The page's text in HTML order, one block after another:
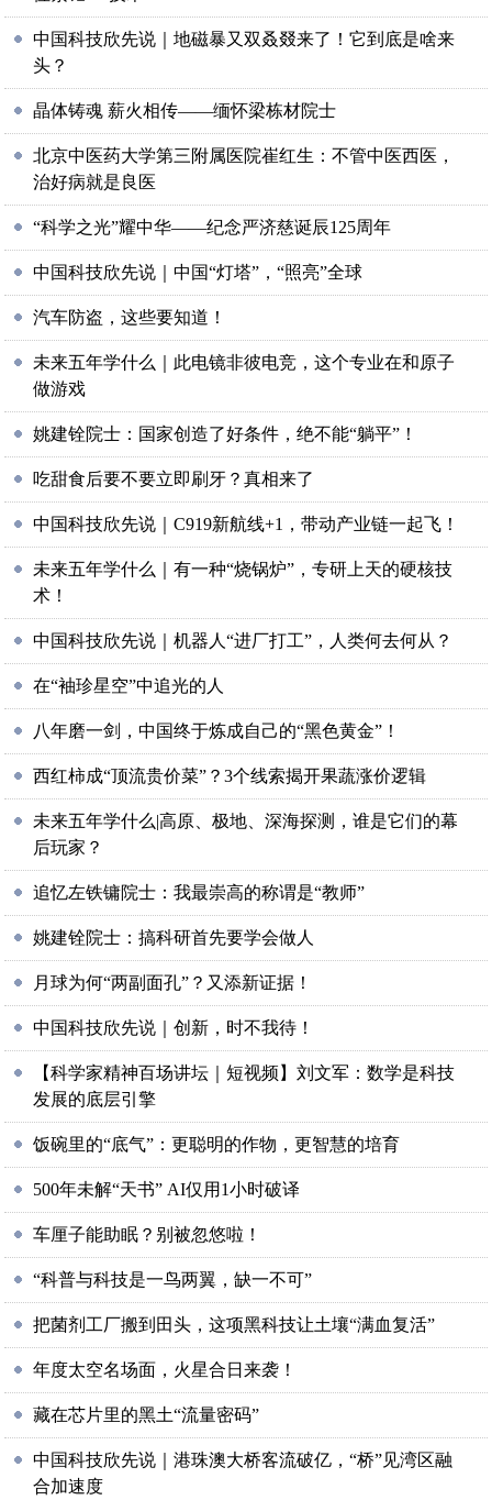
中国科技欣先说｜地磁暴又双叒叕来了！它到底是啥来
头？
晶体铸魂 薪火相传——缅怀梁栋材院士
北京中医药大学第三附属医院崔红生：不管中医西医，
治好病就是良医
“科学之光”耀中华——纪念严济慈诞辰125周年
中国科技欣先说｜中国“灯塔”，“照亮”全球
汽车防盗，这些要知道！
未来五年学什么｜此电镜非彼电竞，这个专业在和原子
做游戏
姚建铨院士：国家创造了好条件，绝不能“躺平”！
吃甜食后要不要立即刷牙？真相来了
中国科技欣先说｜C919新航线+1，带动产业链一起飞！
未来五年学什么｜有一种“烧锅炉”，专研上天的硬核技
术！
中国科技欣先说｜机器人“进厂打工”，人类何去何从？
在“袖珍星空”中追光的人
八年磨一剑，中国终于炼成自己的“黑色黄金”！
西红柿成“顶流贵价菜”？3个线索揭开果蔬涨价逻辑
未来五年学什么|高原、极地、深海探测，谁是它们的幕
后玩家？
追忆左铁镛院士：我最崇高的称谓是“教师”
姚建铨院士：搞科研首先要学会做人
月球为何“两副面孔”？又添新证据！
中国科技欣先说｜创新，时不我待！
【科学家精神百场讲坛｜短视频】刘文军：数学是科技
发展的底层引擎
饭碗里的“底气”：更聪明的作物，更智慧的培育
500年未解“天书” AI仅用1小时破译
车厘子能助眠？别被忽悠啦！
“科普与科技是一鸟两翼，缺一不可”
把菌剂工厂搬到田头，这项黑科技让土壤“满血复活”
年度太空名场面，火星合日来袭！
藏在芯片里的黑土“流量密码”
中国科技欣先说｜港珠澳大桥客流破亿，“桥”见湾区融
合加速度